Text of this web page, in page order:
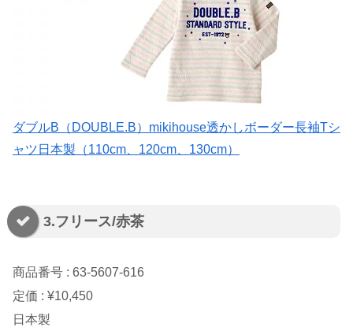
ダブルB（DOUBLE.B）mikihouse透かしボーダー長袖Tシ
ャツ日本製（110cm、120cm、130cm）
3.フリース/赤茶
商品番号 : 63-5607-616
定価 : ¥10,450
日本製